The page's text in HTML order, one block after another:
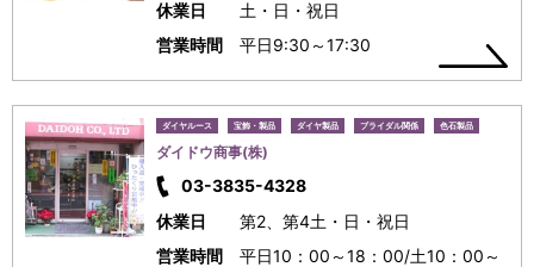
休業日
土・日・祝日
営業時間
平日9:30～17:30
ダイヤルース 宝飾・製品 ダイヤ製品 ブライダル関係 色石製品
ダイドウ商事(株)
03-3835-4328
休業日
第2、第4土・日・祝日
営業時間
平日10：00～18：00/土10：00～